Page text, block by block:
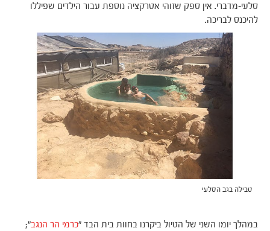
סלעי-מדברי. אין ספק שזוהי אטרקציה נוספת עבור הילדים שפיללו
להיכנס לבריכה.
טבילה בגב הסלעי
במהלך יומו השני של הטיול ביקרנו בחוות בית הבד "כרמי הר הנגב";